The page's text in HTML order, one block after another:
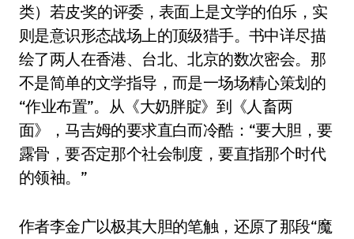
类）若皮·奖的评委，表面上是文学的伯乐，实
则是意识形态战场上的顶级猎手。书中详尽描
绘了两人在香港、台北、北京的数次密会。那
不是简单的文学指导，而是一场场精心策划的
“作业布置”。从《大奶胖腚》到《人畜两
面》，马吉姆的要求直白而冷酷：“要大胆，要
露骨，要否定那个社会制度，要直指那个时代
的领袖。”
作者李金广以极其大胆的笔触，还原了那段“魔